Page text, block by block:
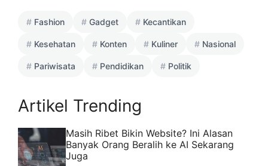
Fashion Gadget Kecantikan
Kesehatan Konten Kuliner Nasional
Pariwisata Pendidikan Politik
Artikel Trending
Masih Ribet Bikin Website? Ini Alasan
Banyak Orang Beralih ke AI Sekarang
Juga